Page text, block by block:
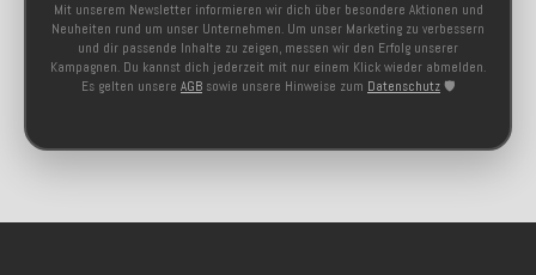
Mit unserem Newsletter informieren wir dich über besondere Aktionen und
Neuheiten rund um unser Unternehmen. Um unser Marketing zu verbessern
und dir passende Inhalte zu zeigen, messen wir den Erfolg unserer
Kampagnen. Du kannst dich jederzeit mit nur einem Klick wieder abmelden.
Es gelten unsere AGB sowie unsere Hinweise zum Datenschutz 🛡️